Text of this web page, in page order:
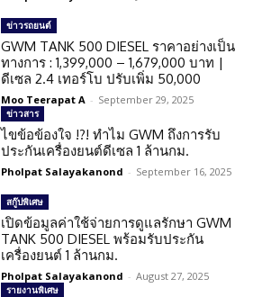
ข่าวรถยนต์
GWM TANK 500 DIESEL ราคาอย่างเป็น
ทางการ : 1,399,000 – 1,679,000 บาท |
ดีเซล 2.4 เทอร์โบ ปรับเพิ่ม 50,000
Moo Teerapat A - September 29, 2025
ข่าวสาร
ไขข้อข้องใจ !?! ทำไม GWM ถึงการรับ
ประกันเครื่องยนต์ดีเซล 1 ล้านกม.
Pholpat Salayakanond - September 16, 2025
สกู๊ปพิเศษ
เปิดข้อมูลค่าใช้จ่ายการดูแลรักษา GWM
TANK 500 DIESEL พร้อมรับประกัน
เครื่องยนต์ 1 ล้านกม.
Pholpat Salayakanond - August 27, 2025
รายงานพิเศษ